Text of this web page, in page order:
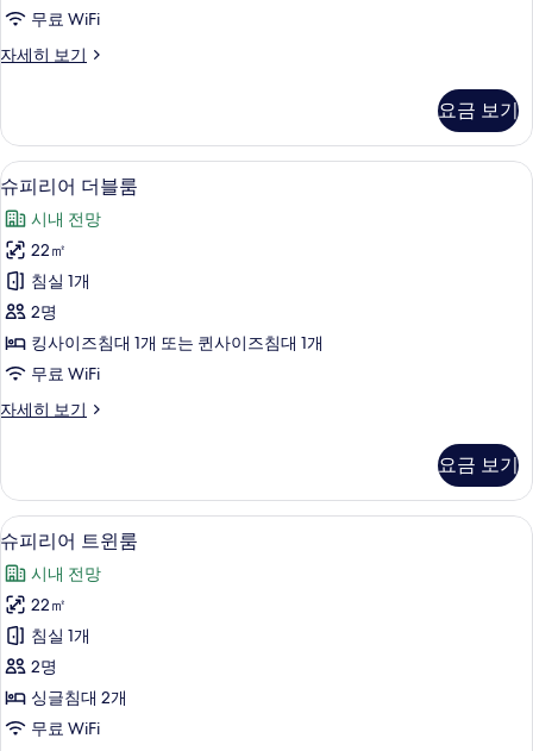
보
기
무료 WiFi
자세히 보기
스
세
히
보
기
요금 보기
슈
피
리
어
더
블
룸
진
두
보
기
셀렉트 컴포트 침대, 객실 내 금고, 책상
8
슈피리어 더블룸
시내 전망
22㎡
침실 1개
2명
킹사이즈침대 1개 또는 퀸사이즈침대 1개
무료 WiFi
자세히 보기
슈
더
블
룸
자
세
히
보
기
요금 보기
슈
피
리
어
트
윈
룸
셀렉트 컴포트 침대, 객실 내 금고, 책상
8
슈피리어 트윈룸
시내 전망
22㎡
침실 1개
2명
싱글침대 2개
무료 WiFi